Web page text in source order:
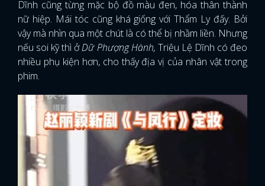
Dĩnh cũng từng mặc bộ đồ màu đen, hóa thân thành
nữ hiệp. Mái tóc cũng khá giống với Thẩm Ly đấy. Bởi
vậy mà nhìn qua một chút là có thể bị nhầm liền. Nhưng
nếu soi kỹ thì ởDữ Phượng Hành, Triệu Lệ Dĩnh có đeo
nhiều phụ kiện hơn, cho thấy địa vị của nhân vật trong
phim.